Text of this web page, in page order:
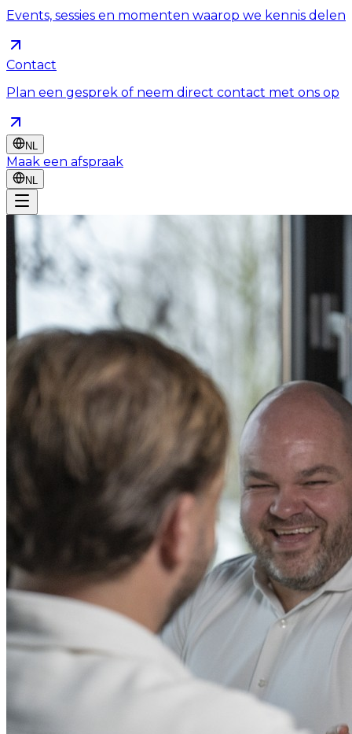
Events, sessies en momenten waarop we kennis delen
Contact
Plan een gesprek of neem direct contact met ons op
NL
Maak een afspraak
NL